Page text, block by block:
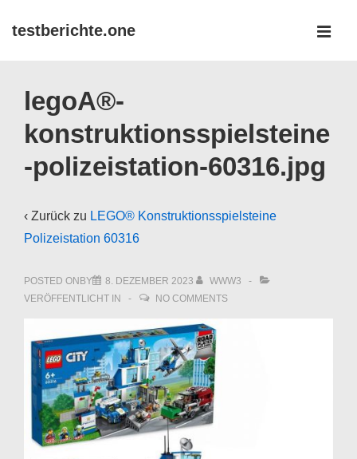
Zumtestberichte.one
Navigation
legoA®-
konstruktionsspielsteine
-polizeistation-60316.jpg
‹ Zurück zu LEGO® Konstruktionsspielsteine
Polizeistation 60316
POSTED ONBY 8. DEZEMBER 2023
WWW3
VERÖFFENTLICHT IN
NO COMMENTS